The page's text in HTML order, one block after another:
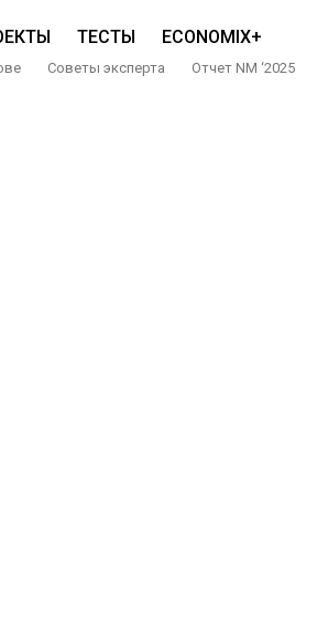
ТЕСТЫ ECONOMIX+
Советы эксперта Отчет NM ‘2025